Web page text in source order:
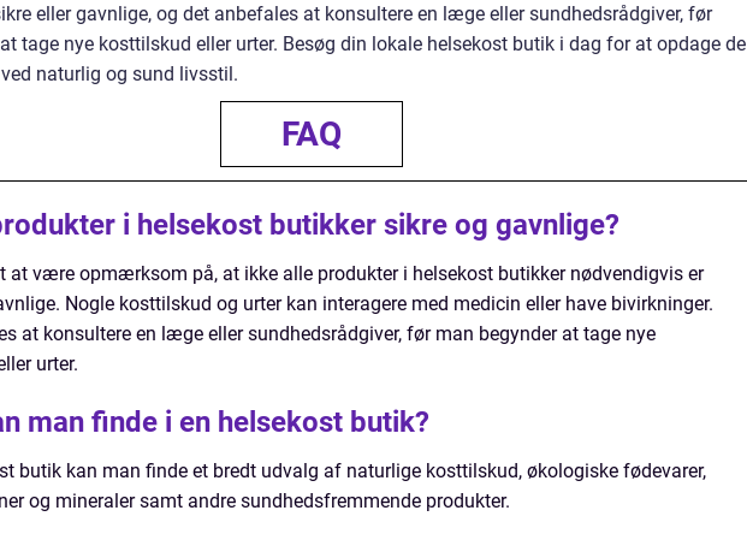
eller gavnlige, og det anbefales at konsultere en læge eller sundhedsrådgiver, før
tage nye kosttilskud eller urter. Besøg din lokale helsekost butik i dag for at opdage de
naturlig og sund livsstil.
FAQ
i helsekost butikker sikre og gavnlige?
at være opmærksom på, at ikke alle produkter i helsekost butikker nødvendigvis er
Nogle kosttilskud og urter kan interagere med medicin eller have bivirkninger.
at konsultere en læge eller sundhedsrådgiver, før man begynder at tage nye
urter.
man finde i en helsekost butik?
butik kan man finde et bredt udvalg af naturlige kosttilskud, økologiske fødevarer,
og mineraler samt andre sundhedsfremmende produkter.